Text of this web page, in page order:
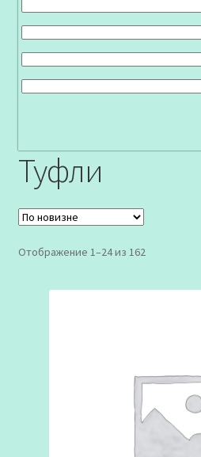
Туфли
Отображение 1–24 из 162Сортировка: